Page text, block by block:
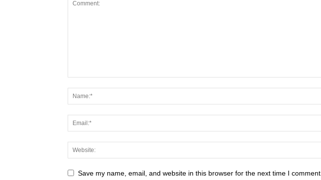
Save my name, email, and website in this browser for the next time I comment.